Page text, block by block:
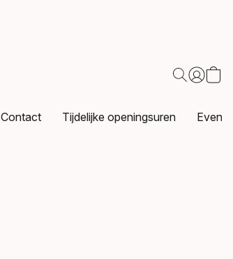
Contact Tijdelijke openingsuren Events